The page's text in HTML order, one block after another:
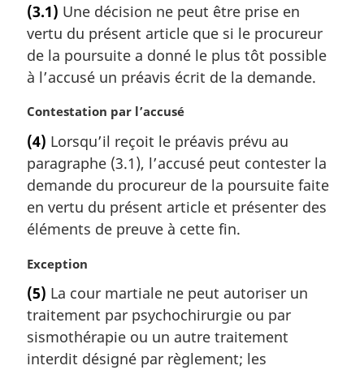
t
e
m
a
g
n
a
e
:
(3.1) Une décision ne peut être prise en
vertu du présent article que si le procureur
de la poursuite a donné le plus tôt possible
à l’accusé un préavis écrit de la demande.
N
t
e
m
a
g
n
a
l
e
:
Contestation par l’accusé
(4) Lorsqu’il reçoit le préavis prévu au
paragraphe (3.1), l’accusé peut contester la
demande du procureur de la poursuite faite
en vertu du présent article et présenter des
éléments de preuve à cette fin.
N
t
e
m
a
Exception
(5) La cour martiale ne peut autoriser un
traitement par psychochirurgie ou par
sismothérapie ou un autre traitement
interdit désigné par règlement; les